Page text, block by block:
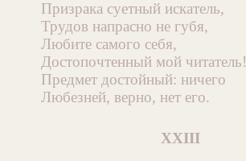
Призрака суетный искатель,
Трудов напрасно не губя,
Любите самого себя,
Достопочтенный мой читатель!
Предмет достойный: ничего
Любезней, верно, нет его.
XXIII